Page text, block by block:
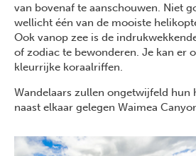
van bovenaf te aanschouwen. Niet
wellicht één van de mooiste
Ook vanop zee is de
of zodiac te bewonderen. Je kan er
kleurrijke koraalriffen.
Wandelaars zullen ongetwijfeld hun
naast elkaar gelegen Waimea